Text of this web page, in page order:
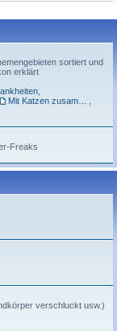
sortiert und
erklärt
Freaks
verschluckt usw.)